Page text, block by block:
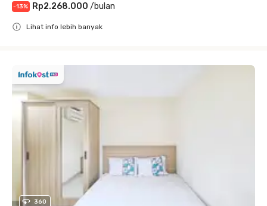
-13% Rp2.268.000 /bulan
Lihat info lebih banyak
360